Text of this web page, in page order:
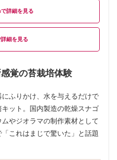
覚の苔栽培体験
ふりかけ、水を与えるだけで
ット。国内製造の乾燥スナゴ
やジオラマの制作素材として
これはまじで驚いた」と話題